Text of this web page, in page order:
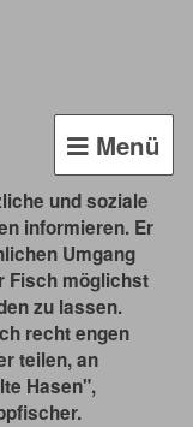
Menü
und soziale
informieren. Er
Umgang
Fisch möglichst
zu lassen.
recht engen
teilen, an
Hasen",